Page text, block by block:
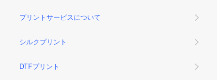
プリントサービスについて
シルクプリント
DTFプリント